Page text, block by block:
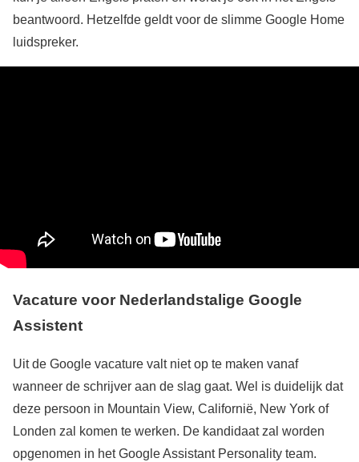
beantwoord. Hetzelfde geldt voor de slimme Google Home
luidspreker.
Vacature voor Nederlandstalige Google
Assistent
Uit de Google vacature valt niet op te maken vanaf
wanneer de schrijver aan de slag gaat. Wel is duidelijk dat
deze persoon in Mountain View, Californië, New York of
Londen zal komen te werken. De kandidaat zal worden
opgenomen in het Google Assistant Personality team.